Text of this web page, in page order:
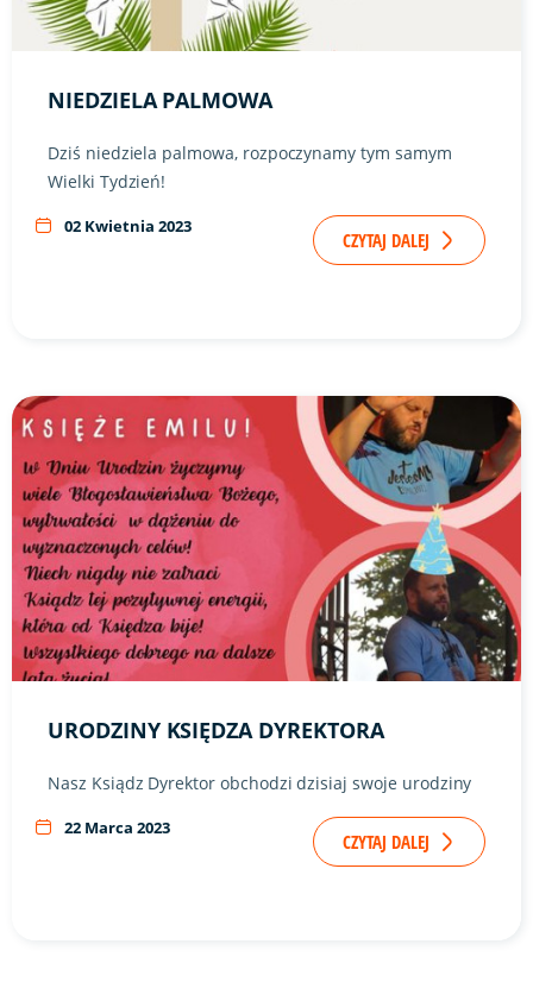
NIEDZIELA PALMOWA
Dziś niedziela palmowa, rozpoczynamy tym samym
Wielki Tydzień!
02 Kwietnia 2023
CZYTAJ DALEJ
Link do artykułu "Urodziny Księdza Dyrektora" ze
URODZINY KSIĘDZA DYREKTORA
Nasz Ksiądz Dyrektor obchodzi dzisiaj swoje urodziny
22 Marca 2023
CZYTAJ DALEJ